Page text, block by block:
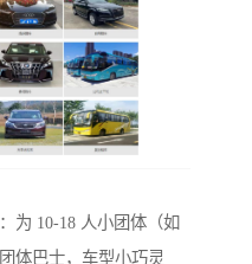
为 10-18 人小团体（如
体巴士，车型小巧灵